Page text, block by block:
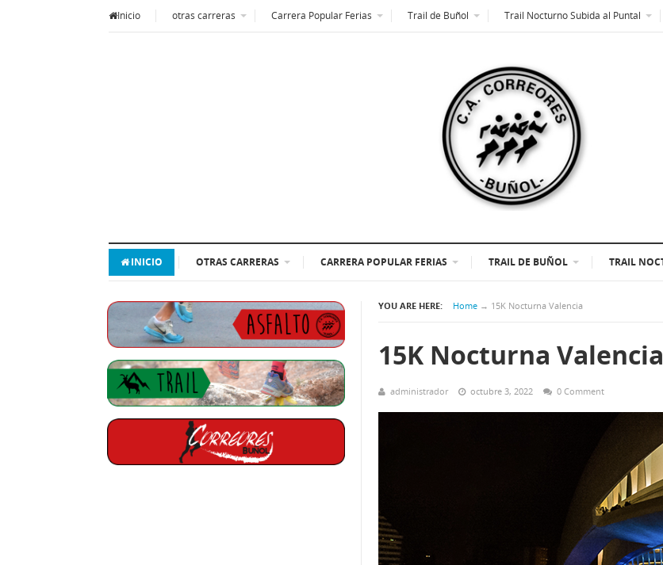
Inicio otras carreras Carrera Popular Ferias Trail de Buñol Trail Nocturno Subida al Puntal
INICIO OTRAS CARRERAS CARRERA POPULAR FERIAS TRAIL DE BUÑOL TRAIL
YOU ARE HERE: Home → 15K Nocturna Valencia
15K Nocturna Valencia
administrador octubre 3, 2022 0 Comment